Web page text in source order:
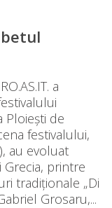
a
Ploiești de
festivalului,
au evoluat
Grecia, printre
tradiționale „Di
Grosaru,...